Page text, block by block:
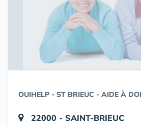
OUIHELP - ST BRIEUC - AIDE À
22000 - SAINT-BRIEUC